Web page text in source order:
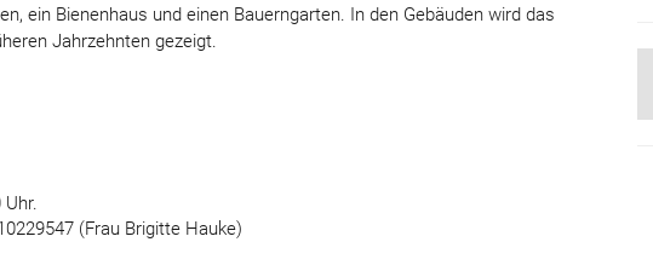
ein Bienenhaus und einen Bauerngarten. In den Gebäuden wird das
Jahrzehnten gezeigt.
(Frau Brigitte Hauke)